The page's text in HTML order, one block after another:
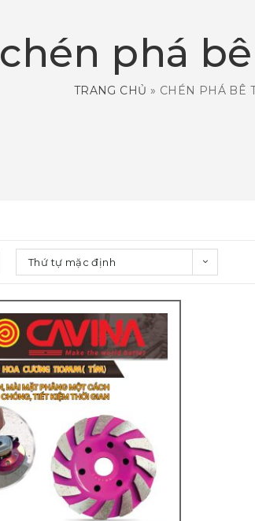
chén phá
TRANG CHỦ » CHÉN PHÁ BÊ
Thứ tự mặc định